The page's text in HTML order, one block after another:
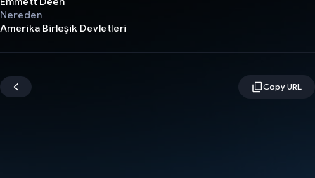
Nereden
Amerika Birleşik Devletleri